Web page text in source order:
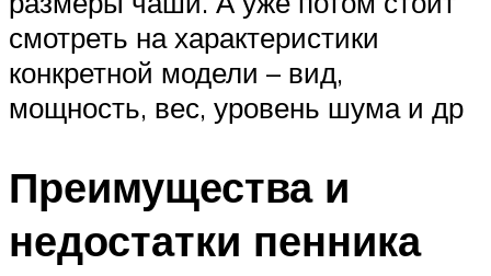
смотреть на характеристики
конкретной модели – вид,
мощность, вес, уровень шума и др
Преимущества и
недостатки пенника